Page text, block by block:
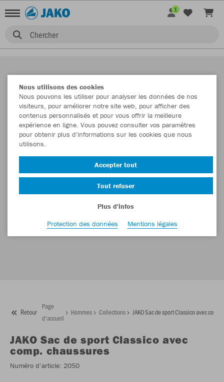
Chercher
1
Retour
Page
d'accueil
Hommes Collections JAKO Sac de sport Classico avec
JAKO Sac de sport Classico avec
comp. chaussures
Numéro d’article: 2050
Nous utilisons des cookies
Nous pouvons les utiliser pour analyser les données de nos
visiteurs, pour améliorer notre site web, pour afficher des
contenus personnalisés et pour vous offrir la meilleure
expérience en ligne. Vous pouvez consulter vos paramètres
pour obtenir plus d'informations sur les cookies que nous
utilisons.
Accepter tout
Tout refuser
Plus d'infos
Protection des données
Mentions légales